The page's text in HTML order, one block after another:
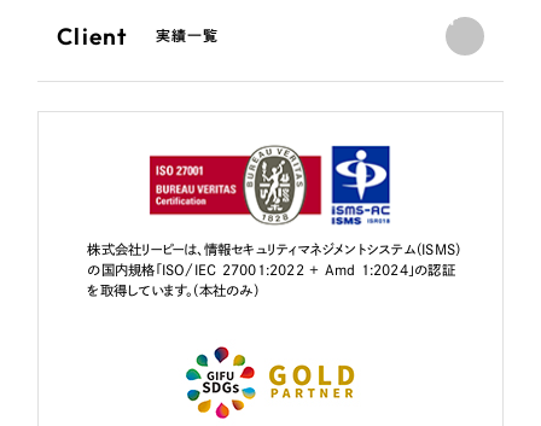
Client 実績一覧
株式会社リーピーは、情報セキュリティマネジメントシステム（ISMS）
の国内規格「ISO/IEC 27001:2022 + Amd 1:2024」の認証
を取得しています。（本社のみ）